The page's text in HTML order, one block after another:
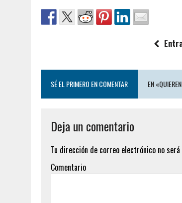
SÉ EL PRIMERO EN COMENTAR EN
Deja un comentario
Tu dirección de correo electrónico no será
Comentario